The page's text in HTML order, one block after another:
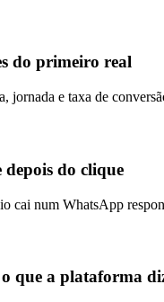
do primeiro real
jornada e taxa de
depois do clique
cai num WhatsApp
que a plataforma